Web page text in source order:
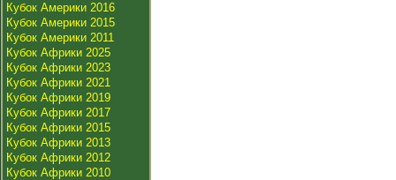
Кубок Америки 2016
Кубок Америки 2015
Кубок Америки 2011
Кубок Африки 2025
Кубок Африки 2023
Кубок Африки 2021
Кубок Африки 2019
Кубок Африки 2017
Кубок Африки 2015
Кубок Африки 2013
Кубок Африки 2012
Кубок Африки 2010